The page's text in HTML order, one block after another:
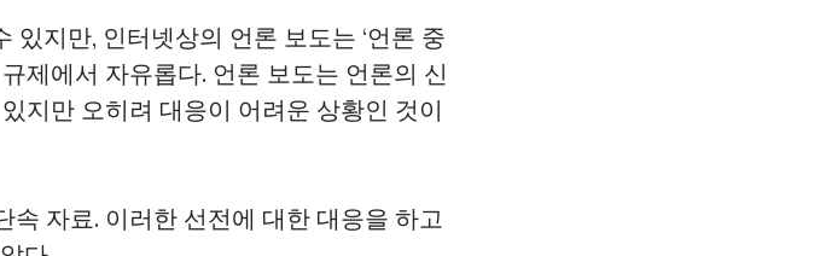
있지만, 인터넷상의 언론 보도는 ‘언론 중
제에서 자유롭다. 언론 보도는 언론의 신
지만 오히려 대응이 어려운 상황인 것이
자료. 이러한 선전에 대한 대응을 하고